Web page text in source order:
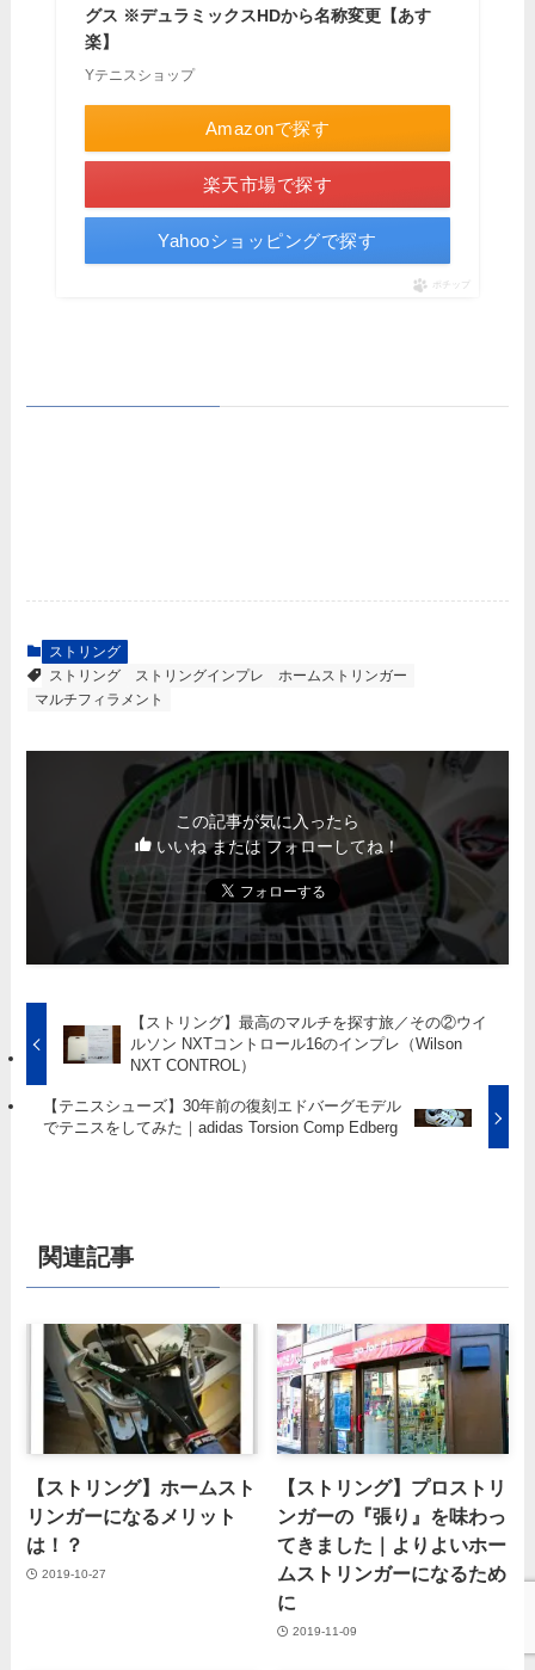
グス ※デュラミックスHDから名称変更【あす
楽】
Yテニスショップ
Amazonで探す
楽天市場で探す
Yahooショッピングで探す
ポチップ
ストリング
ストリング
ストリングインプレ
ホームストリンガー
マルチフィラメント
この記事が気に入ったら
いいね または フォローしてね！
【ストリング】最高のマルチを探す旅／その②ウイ
ルソン NXTコントロール16のインプレ（Wilson
NXT CONTROL）
【テニスシューズ】30年前の復刻エドバーグモデル
でテニスをしてみた｜adidas Torsion Comp Edberg
関連記事
【ストリング】ホームスト
リンガーになるメリット
は！？
2019-10-27
【ストリング】プロストリ
ンガーの『張り』を味わっ
てきました｜よりよいホー
ムストリンガーになるため
に
2019-11-09